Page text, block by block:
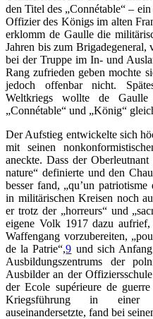
den Titel des „Connétable“ –
Offizier des Königs im alten
erklomm de Gaulle die
Jahren bis zum Brigadegeneral,
bei der Truppe im In- und
Rang zufrieden geben mochte
jedoch offenbar nicht.
Weltkriegs wollte de
„Connétable“ und „König“
Der Aufstieg entwickelte sich
mit seinen
aneckte. Dass der
nature“ definierte und den
besser fand, „qu’un
in militärischen Kreisen noch
er trotz der „horreurs“ und
eigene Volk 1917 dazu
Waffengang vorzubereiten,
de la Patrie“,9 und sich
Ausbildungszentrums der
Ausbilder an der
der Ecole supérieure de
Kriegsführung in einer
auseinandersetzte, fand bei